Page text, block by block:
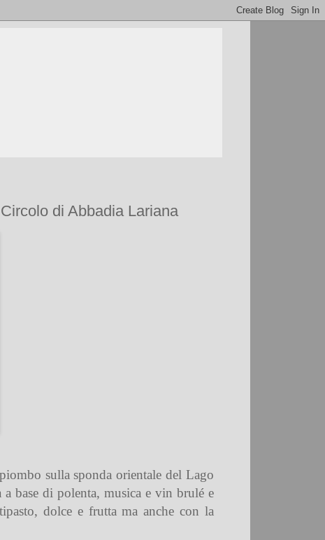
di Abbadia Lariana
sulla sponda orientale del Lago
base di polenta, musica e vin brulé e
dolce e frutta ma anche con la